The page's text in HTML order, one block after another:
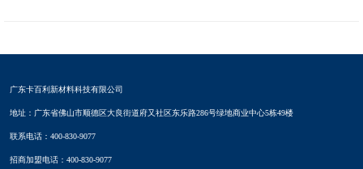
广东卡百利新材料科技有限公司
地址：广东省佛山市顺德区大良街道府又社区东乐路286号绿地商业中心5栋49楼
联系电话：400-830-9077
招商加盟电话：400-830-9077